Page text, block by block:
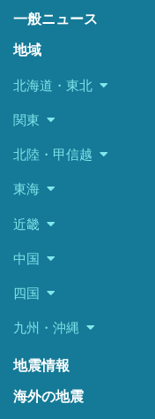
一般ニュース
地域
北海道・東北
関東
北陸・甲信越
東海
近畿
中国
四国
九州・沖縄
地震情報
海外の地震